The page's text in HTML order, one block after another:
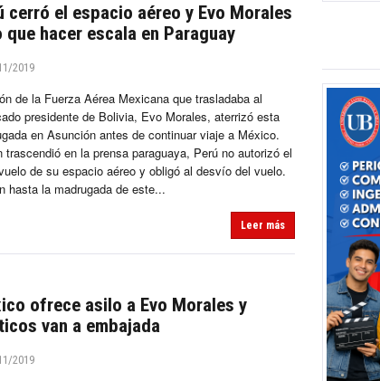
cerró el espacio aéreo y Evo Morales
que hacer escala en Paraguay
2019
de la Fuerza Aérea Mexicana que trasladaba al
presidente de Bolivia, Evo Morales, aterrizó esta
en Asunción antes de continuar viaje a México.
trascendió en la prensa paraguaya, Perú no autorizó el
de su espacio aéreo y obligó al desvío del vuelo.
hasta la madrugada de este...
Leer más
ofrece asilo a Evo Morales y
van a embajada
2019